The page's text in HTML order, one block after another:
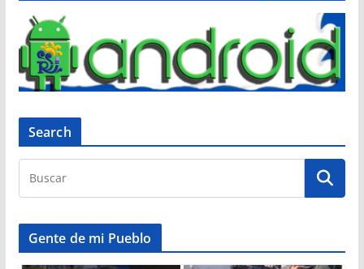
Search
Gente de mi Pueblo